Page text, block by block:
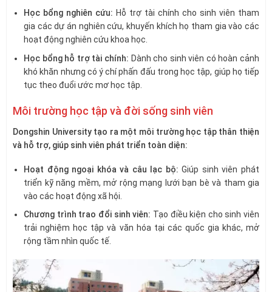
Học bổng nghiên cứu: Hỗ trợ tài chính cho sinh viên tham
gia các dự án nghiên cứu, khuyến khích họ tham gia vào các
hoạt động nghiên cứu khoa học.
Học bổng hỗ trợ tài chính: Dành cho sinh viên có hoàn cảnh
khó khăn nhưng có ý chí phấn đấu trong học tập, giúp họ tiếp
tục theo đuổi ước mơ học tập.
Môi trường học tập và đời sống sinh viên
Dongshin University tạo ra một môi trường học tập thân thiện
và hỗ trợ, giúp sinh viên phát triển toàn diện:
Hoạt động ngoại khóa và câu lạc bộ: Giúp sinh viên phát
triển kỹ năng mềm, mở rộng mạng lưới bạn bè và tham gia
vào các hoạt động xã hội.
Chương trình trao đổi sinh viên: Tạo điều kiện cho sinh viên
trải nghiệm học tập và văn hóa tại các quốc gia khác, mở
rộng tầm nhìn quốc tế.